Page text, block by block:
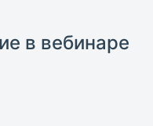
в вебинаре